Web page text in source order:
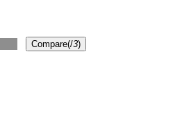
Compare(/3)